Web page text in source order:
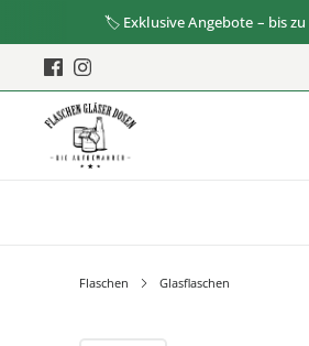
🏷️ Exklusive Angebote – bis zu50 %
Flaschen Glasflaschen